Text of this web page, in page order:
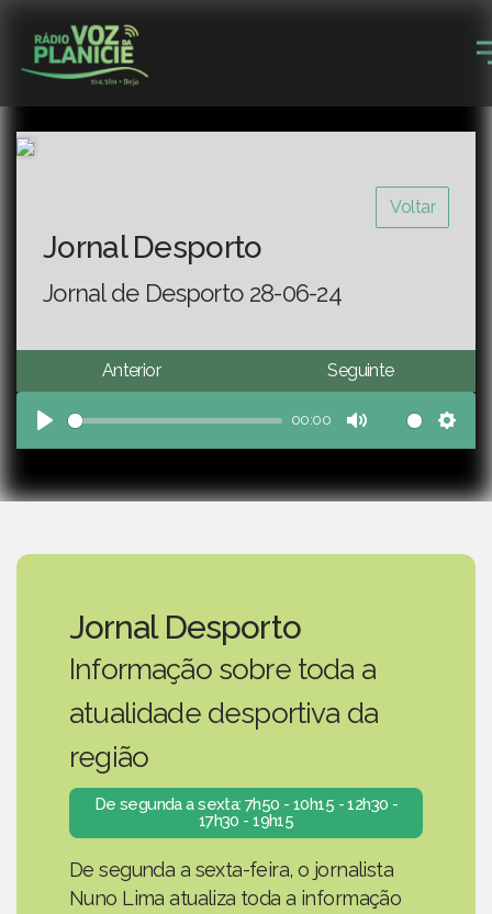
Voltar
Jornal Desporto
Jornal de Desporto 28-06-24
Anterior Seguinte
Play
00:00
Mute
Jornal Desporto
Informação sobre toda a
atualidade desportiva da
região
De segunda a sexta: 7h50 - 10h15 - 12h30 -
17h30 - 19h15
De segunda a sexta-feira, o jornalista
Nuno Lima atualiza toda a informação